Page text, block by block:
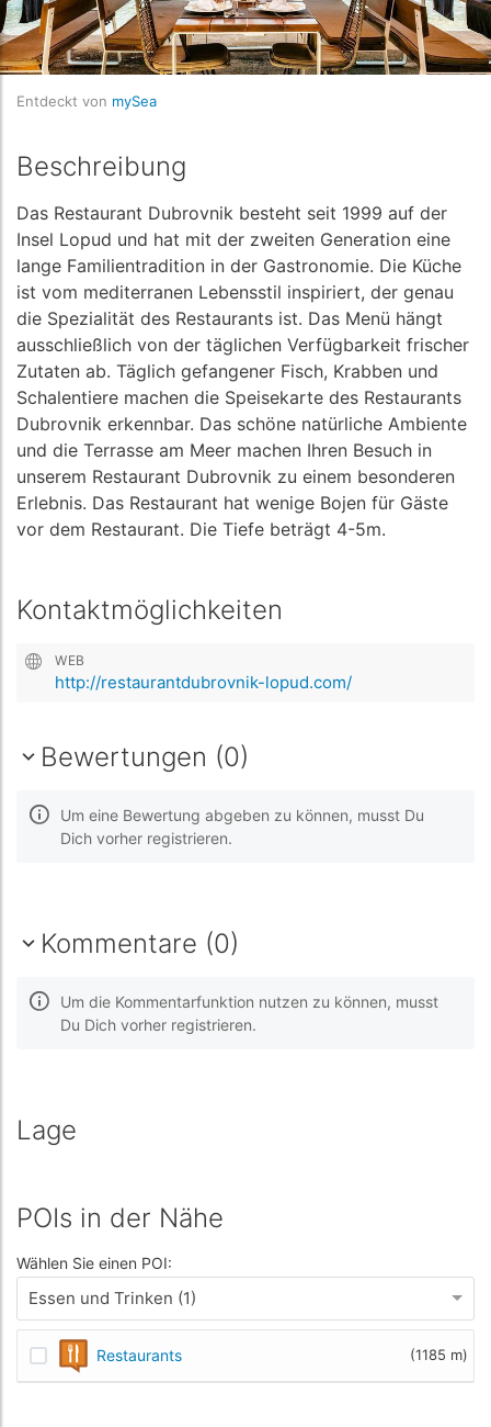
Entdeckt von mySea
Beschreibung
Das Restaurant Dubrovnik besteht seit 1999 auf der
Insel Lopud und hat mit der zweiten Generation eine
lange Familientradition in der Gastronomie. Die Küche
ist vom mediterranen Lebensstil inspiriert, der genau
die Spezialität des Restaurants ist. Das Menü hängt
ausschließlich von der täglichen Verfügbarkeit frischer
Zutaten ab. Täglich gefangener Fisch, Krabben und
Schalentiere machen die Speisekarte des Restaurants
Dubrovnik erkennbar. Das schöne natürliche Ambiente
und die Terrasse am Meer machen Ihren Besuch in
unserem Restaurant Dubrovnik zu einem besonderen
Erlebnis. Das Restaurant hat wenige Bojen für Gäste
vor dem Restaurant. Die Tiefe beträgt 4-5m.
Kontaktmöglichkeiten
WEB
http://restaurantdubrovnik-lopud.com/
Bewertungen (0)
Um eine Bewertung abgeben zu können, musst Du
Dich vorher registrieren.
Kommentare (0)
Um die Kommentarfunktion nutzen zu können, musst
Du Dich vorher registrieren.
Lage
POIs in der Nähe
Wählen Sie einen POI:
Essen und Trinken (1)
Restaurants (1185 m)